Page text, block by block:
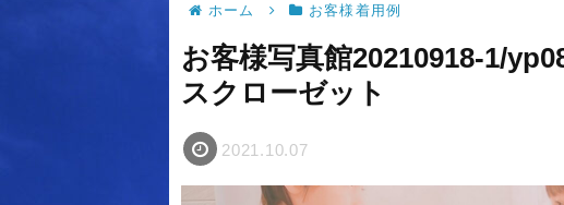
ホーム お客様着用例
お客様写真館20210918-1/
スクローゼット
2021.10.07